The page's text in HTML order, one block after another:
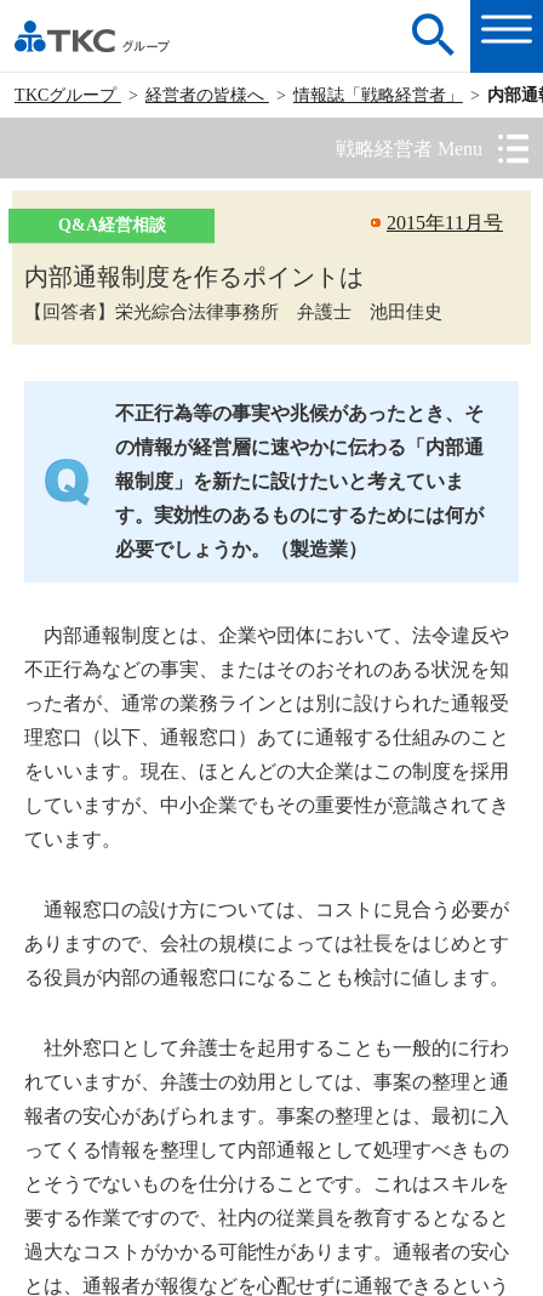
TKCグループ 経営者の皆様へ 情報誌「戦略経営者」 内部通
戦略経営者 Menu
2015年11月号
Q&A経営相談
内部通報制度を作るポイントは
【回答者】栄光綜合法律事務所 弁護士 池田佳史
不正行為等の事実や兆候があったとき、そ
の情報が経営層に速やかに伝わる「内部通
報制度」を新たに設けたいと考えていま
す。実効性のあるものにするためには何が
必要でしょうか。（製造業）
内部通報制度とは、企業や団体において、法令違反や
不正行為などの事実、またはそのおそれのある状況を知
った者が、通常の業務ラインとは別に設けられた通報受
理窓口（以下、通報窓口）あてに通報する仕組みのこと
をいいます。現在、ほとんどの大企業はこの制度を採用
していますが、中小企業でもその重要性が意識されてき
ています。
通報窓口の設け方については、コストに見合う必要が
ありますので、会社の規模によっては社長をはじめとす
る役員が内部の通報窓口になることも検討に値します。
社外窓口として弁護士を起用することも一般的に行わ
れていますが、弁護士の効用としては、事案の整理と通
報者の安心があげられます。事案の整理とは、最初に入
ってくる情報を整理して内部通報として処理すべきもの
とそうでないものを仕分けることです。これはスキルを
要する作業ですので、社内の従業員を教育するとなると
過大なコストがかかる可能性があります。通報者の安心
とは、通報者が報復などを心配せずに通報できるという